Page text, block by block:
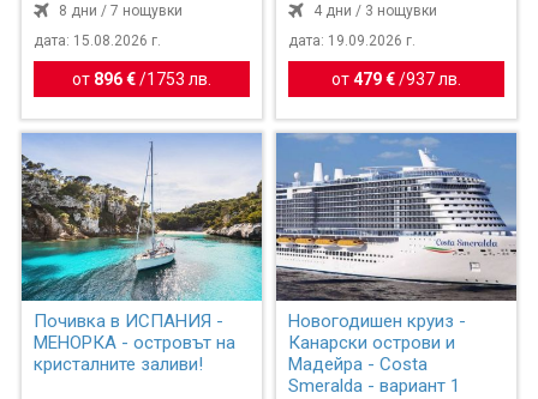
8 дни / 7 нощувки
дата: 15.08.2026 г.
от 896 € / 1753 лв.
4 дни / 3 нощувки
дата: 19.09.2026 г.
от479 €/937 лв.
Почивка в ИСПАНИЯ -
МЕНОРКА - островът на
кристалните заливи!
Новогодишен круиз -
Канарски острови и
Мадейра - Costa
Smeralda - вариант 1